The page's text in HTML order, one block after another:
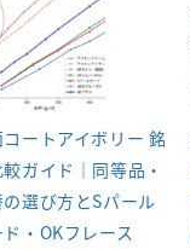
ートアイボリー 銘
ガイド｜同等品・
選び方とSパール
・OKフレース